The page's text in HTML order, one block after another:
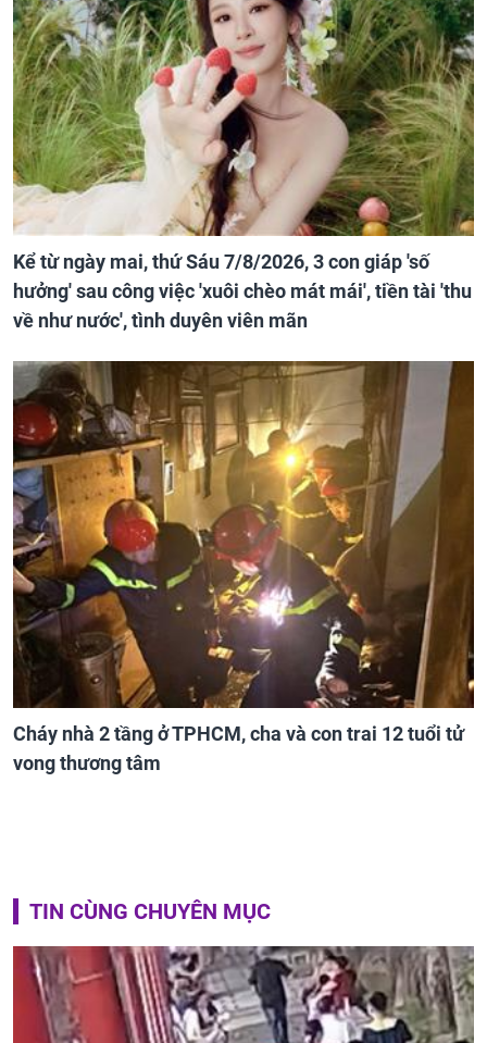
Kể từ ngày mai, thứ Sáu 7/8/2026, 3 con giáp 'số
hưởng' sau công việc 'xuôi chèo mát mái', tiền tài 'thu
về như nước', tình duyên viên mãn
Cháy nhà 2 tầng ở TPHCM, cha và con trai 12 tuổi tử
vong thương tâm
TIN CÙNG CHUYÊN MỤC